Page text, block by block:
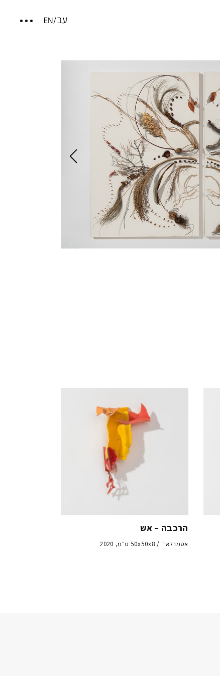
הרכבה – אש
אסמבלאז׳ / 50x50x8 ס״מ, 2020